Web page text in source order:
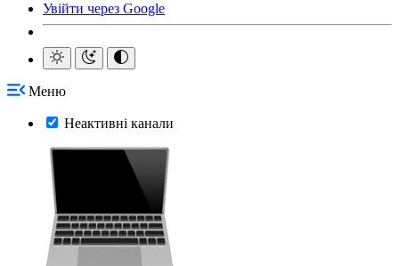
Увійти через Google
Меню
Неактивні канали